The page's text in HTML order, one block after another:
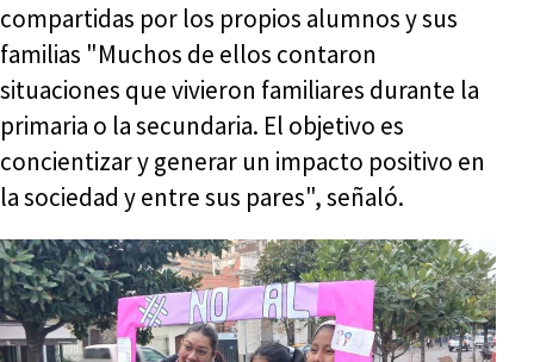
compartidas por los propios alumnos y sus
familias "Muchos de ellos contaron
situaciones que vivieron familiares durante la
primaria o la secundaria. El objetivo es
concientizar y generar un impacto positivo en
la sociedad y entre sus pares", señaló.